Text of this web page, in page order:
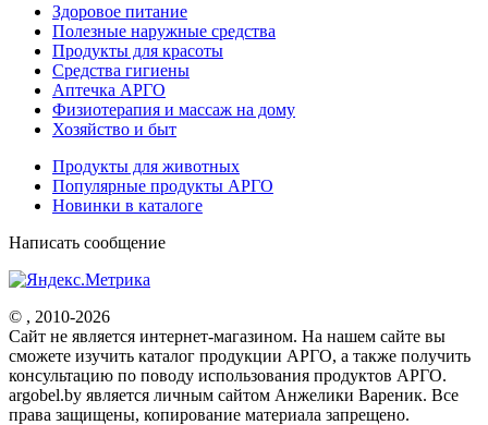
Здоровое питание
Полезные наружные средства
Продукты для красоты
Средства гигиены
Аптечка АРГО
Физиотерапия и массаж на дому
Хозяйство и быт
Продукты для животных
Популярные продукты АРГО
Новинки в каталоге
Написать сообщение
© , 2010-2026
Cайт не является интернет-магазином. На нашем сайте вы
сможете изучить каталог продукции АРГО, а также получить
консультацию по поводу использования продуктов АРГО.
argobel.by является личным сайтом Анжелики Вареник. Все
права защищены, копирование материала запрещено.